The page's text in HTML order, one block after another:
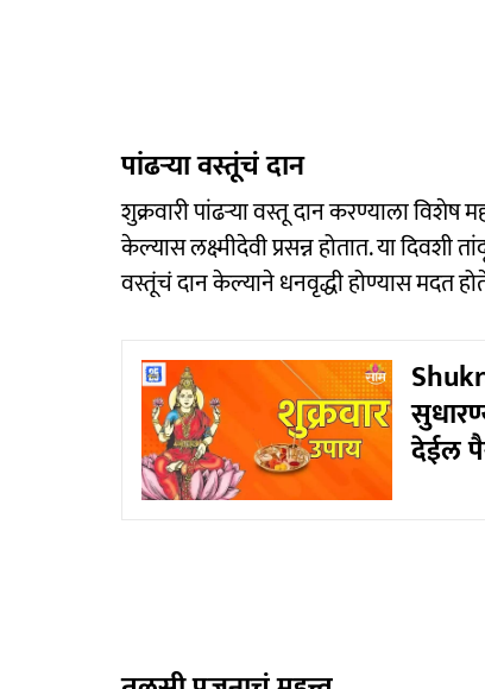
पांढऱ्या वस्तूंचं दान
शुक्रवारी पांढऱ्या वस्तू दान करण्याला विशेष
केल्यास लक्ष्मीदेवी प्रसन्न होतात. या दिवशी
वस्तूंचं दान केल्याने धनवृद्धी होण्यास मदत
देईल